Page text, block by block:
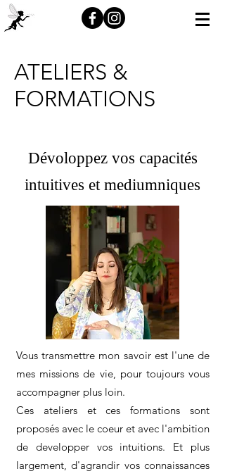
ATELIERS &
FORMATIONS
Dévoloppez vos capacités
intuitives et mediumniques
Vous transmettre mon savoir est l'une de
mes missions de vie, pour toujours vous
accompagner plus loin.​
Ces ateliers et ces formations sont
proposés avec le coeur et avec l'ambition
de developper vos intuitions. Et plus
largement, d'agrandir vos connaissances